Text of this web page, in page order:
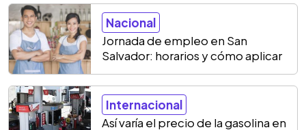
Nacional
Jornada de empleo en San
Salvador: horarios y cómo aplicar
Internacional
Así varía el precio de la gasolina en